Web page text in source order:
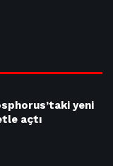
yeni
açtı